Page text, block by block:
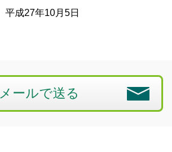
平成27年10月5日
メールで送る